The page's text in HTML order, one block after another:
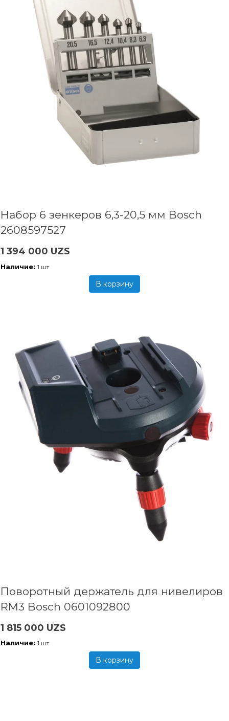
Набор 6 зенкеров 6,3-20,5 мм Bosch
2608597527
1 394 000 UZS
Наличие: 1 шт
В корзину
Поворотный держатель для нивелиров
RM3 Bosch 0601092800
1 815 000 UZS
Наличие: 1 шт
В корзину